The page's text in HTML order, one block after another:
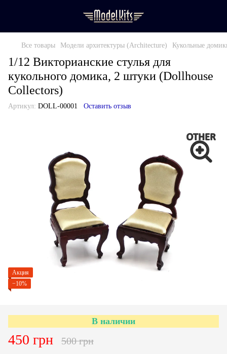
Все товары Модели архитектуры (Architecture) Кукольные
1/12 Викторианские стулья для
кукольного домика, 2 штуки (Dollhouse
Collectors)
Артикул: DOLL-00001 Оставить отзыв
Акция
−10%
В наличии
450 грн 500 грн